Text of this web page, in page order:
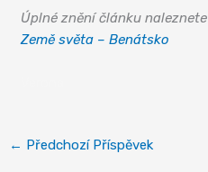
Úplné znění článku
Země světa – Benátsko
← Předchozí Příspěvek